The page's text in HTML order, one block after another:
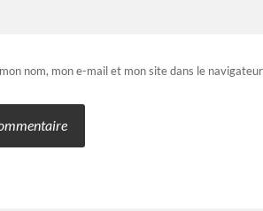
nom, mon e-mail et mon site dans le